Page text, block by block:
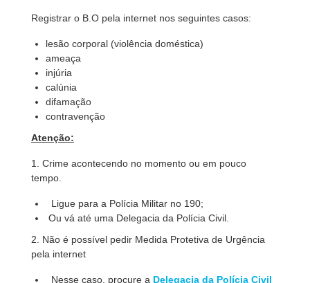
Registrar o B.O pela internet nos seguintes casos:
lesão corporal (violência doméstica)
ameaça
injúria
calúnia
difamação
contravenção
Atenção:
1. Crime acontecendo no momento ou em pouco
tempo.
Ligue para a Polícia Militar no 190;
Ou vá até uma Delegacia da Polícia Civil.
2. Não é possível pedir Medida Protetiva de Urgência
pela internet
Nesse caso, procure a Delegacia da Polícia Civil